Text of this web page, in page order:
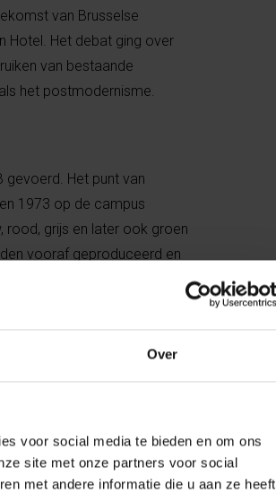
Over
voor social media te bieden en om ons
site met onze partners voor social
met andere informatie die u aan ze heeft
van Brusselse
Hotel. Het debat ging over
van bestaande
het postmodernisme.
gevoerd. Het punt van
1973 op de campus
rood, grijs en later ook groen
vooraf geproduceerd en
professor Waldo Galle
kunt